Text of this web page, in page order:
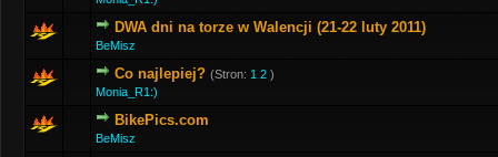
DWA dni na torze w Walencji (21-22 luty 2011)
BeMisz
Co najlepiej? (Stron: 1 2 )
Monia_R1:)
BikePics.com
BeMisz